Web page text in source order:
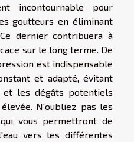
incontournable pour
goutteurs en éliminant
dernier contribuera à
sur le long terme. De
est indispensable
et adapté, évitant
et les dégâts potentiels
N'oubliez pas les
vous permettront de
vers les différentes